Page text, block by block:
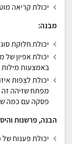
יכולת קריאה
מבנה:
יכולת חלוקת
יכולת אפיון של
באמצעות
יכולת לִצְפּות
מפתח שזיהה זה
פסקה עם כמה
הבנה, פרשנות
יכולת פענוח